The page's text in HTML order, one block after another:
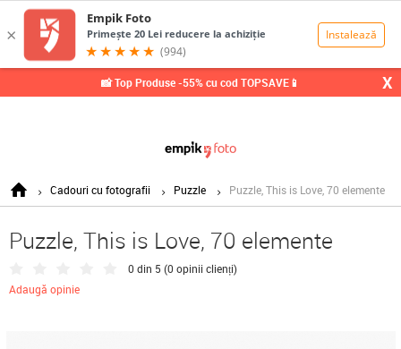
📸 Top Produse -55% cu cod TOPSAVE📱 X
Cadouri cu fotografii Puzzle Puzzle, This is Love, 70 elemente
Puzzle, This is Love, 70 elemente
0 din 5 (0 opinii clienți)
Adaugă opinie